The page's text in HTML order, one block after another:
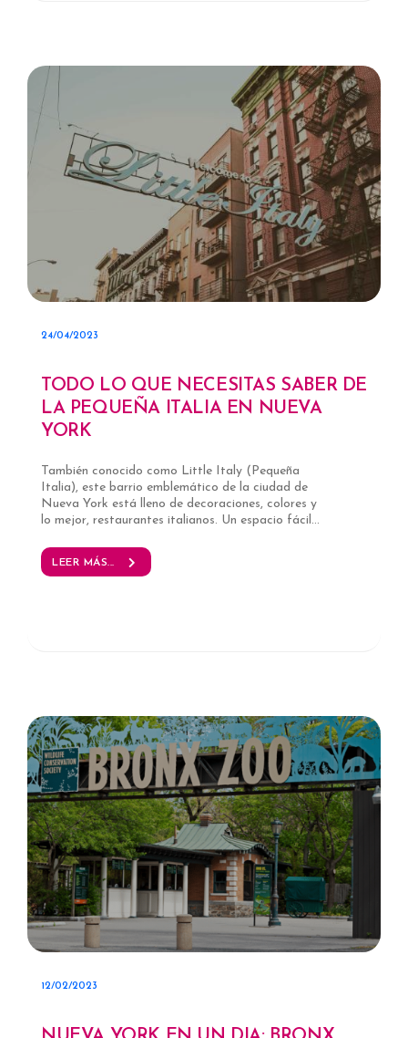
24/04/2023
TODO LO QUE NECESITAS SABER DE
LA PEQUEÑA ITALIA EN NUEVA
YORK
También conocido como Little Italy (Pequeña
Italia), este barrio emblemático de la ciudad de
Nueva York está lleno de decoraciones, colores y
lo mejor, restaurantes italianos. Un espacio fácil...
LEER MÁS...
12/02/2023